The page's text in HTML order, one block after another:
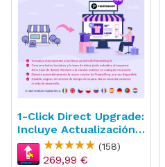
1-Click Direct Upgrade:
Incluye Actualización
Gratuita
(158)
269,99 €